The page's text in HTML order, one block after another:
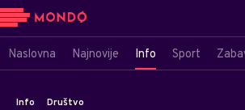
Naslovna Najnovije Info Sport
Info Društvo